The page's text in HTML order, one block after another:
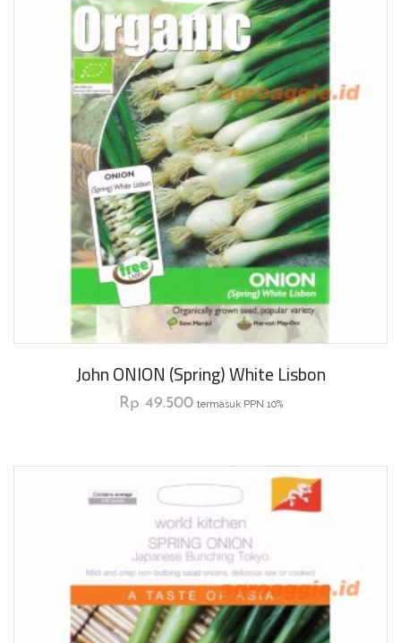
John ONION (Spring) White Lisbon
Rp 49.500 termasuk PPN 10%